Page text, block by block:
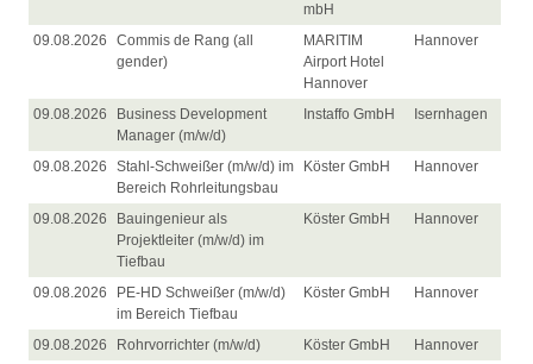
mbH
09.08.2026
Commis de Rang (all
gender)
MARITIM
Airport Hotel
Hannover
Hannover
09.08.2026
Business Development
Manager (m/w/d)
Instaffo GmbH Isernhagen
09.08.2026
Stahl-Schweißer (m/w/d) im
Bereich Rohrleitungsbau
Köster GmbH Hannover
09.08.2026
Bauingenieur als
Projektleiter (m/w/d) im
Tiefbau
Köster GmbH Hannover
09.08.2026
PE-HD Schweißer (m/w/d)
im Bereich Tiefbau
Köster GmbH Hannover
09.08.2026 Rohrvorrichter (m/w/d) Köster GmbH Hannover